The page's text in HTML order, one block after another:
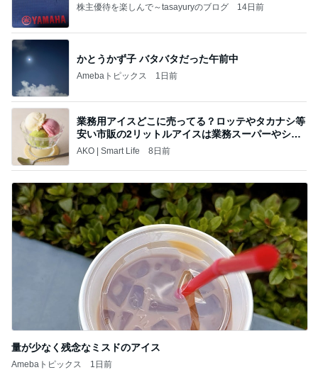
株主優待を楽しんで～tasayuryのブログ 14日前
かとうかず子 バタバタだった午前中
Amebaトピックス 1日前
業務用アイスどこに売ってる？ロッテやタカナシ等
安い市販の2リットルアイスは業務スーパーやシャ
トレ
AKO | Smart Life 8日前
量が少なく残念なミスドのアイス
Amebaトピックス 1日前